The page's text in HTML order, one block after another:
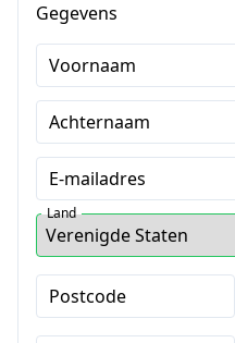
Gegevens
Voornaam
Achternaam
E-mailadres
Land
Postcode